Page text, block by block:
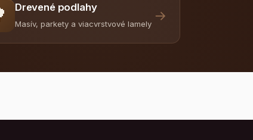
Drevené podlahy
Masív, parkety a viacvrstvové lamely
→